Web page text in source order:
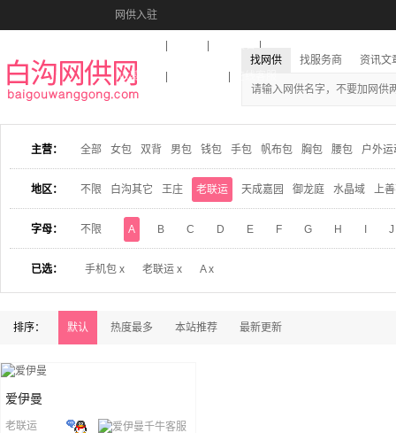
网供入驻
收藏本站
找网供 找服务商 资讯文
主营： 全部 女包 双背 男包 钱包 手包 帆布包 胸包 腰包 户外运
地区： 不限 白沟其它 王庄 老联运 天成嘉园 御龙庭 水晶域 上
字母： 不限 A B C D E F G H J
已选： 手机包 x 老联运 x A x
排序： 默认 热度最多 本站推荐 最新更新
爱伊曼
老联运